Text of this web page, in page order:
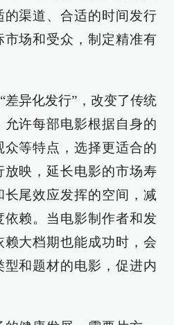
渠道、合适的时间发行
场和受众，制定精准有
差异化发行”，改变了传统
许每部电影根据自身的
等特点，选择更适合的
放映，延长电影的市场寿
尾效应发挥的空间，减
赖。当电影制作者和发
大档期也能成功时，会
和题材的电影，促进内